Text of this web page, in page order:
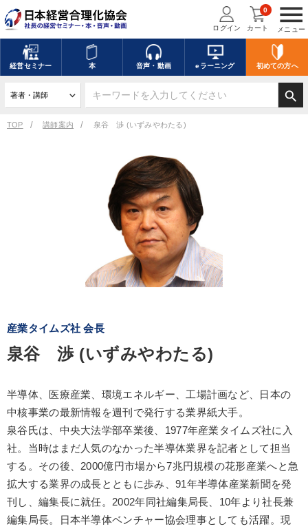
menu
メニュー
ログイン カート
0
経営セミナー 本 音声・動画 eラーニング 初めての方へ
search
TOP 講師案内 泉谷 渉 (いずみやわたる)
産業タイムズ社 会長
泉谷 渉 (いずみやわたる)
半導体、医療産業、環境エネルギー、工場計画など、日本の
中核事業の最新情報を週刊で発行する業界紙大手。
泉谷氏は、中央大法学部卒業後、1977年産業タイムズ社に入
社。当時はまだ人気のなかった半導体業界を記者として担当
する。その後、2000億円市場から7兆円規模の花形産業へと急
拡大する業界の成長とともに歩み、91年半導体産業新聞を発
刊し、編集長に就任。2002年同社編集局長、10年より社長兼
編集局長。日本半導体ベンチャー協会理事としても活躍。現